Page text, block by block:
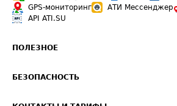
GPS-мониторинг
АТИ Мессенджер
API ATI.SU
ПОЛЕЗНОЕ
Звезды ATI.SU на вашем сайте
БЕЗОПАСНОСТЬ